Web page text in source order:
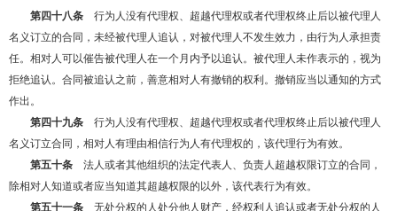
第四十八条 行为人没有代理权、超越代理权或者代理权终止后以被代理人
名义订立的合同，未经被代理人追认，对被代理人不发生效力，由行为人承担责
任。相对人可以催告被代理人在一个月内予以追认。被代理人未作表示的，视为
拒绝追认。合同被追认之前，善意相对人有撤销的权利。撤销应当以通知的方式
作出。
第四十九条 行为人没有代理权、超越代理权或者代理权终止后以被代理人
名义订立合同，相对人有理由相信行为人有代理权的，该代理行为有效。
第五十条 法人或者其他组织的法定代表人、负责人超越权限订立的合同，
除相对人知道或者应当知道其超越权限的以外，该代表行为有效。
第五十一条 无处分权的人处分他人财产，经权利人追认或者无处分权的人